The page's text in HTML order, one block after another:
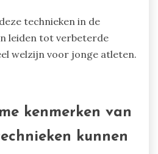
wat het
mentale voorbereiding
helpt spelers om
technieken in de